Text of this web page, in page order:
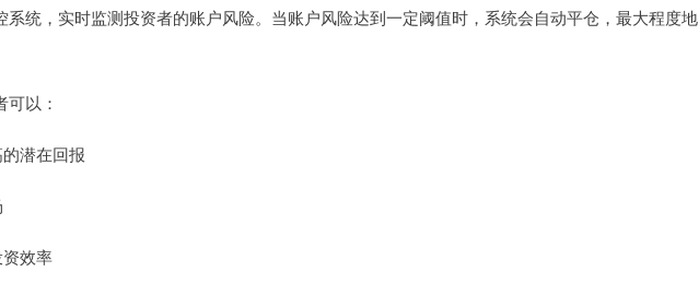
系统，实时监测投资者的账户风险。当账户风险达到一定阈值时，系统会自动平仓，最大程度地
以：
潜在回报
效率